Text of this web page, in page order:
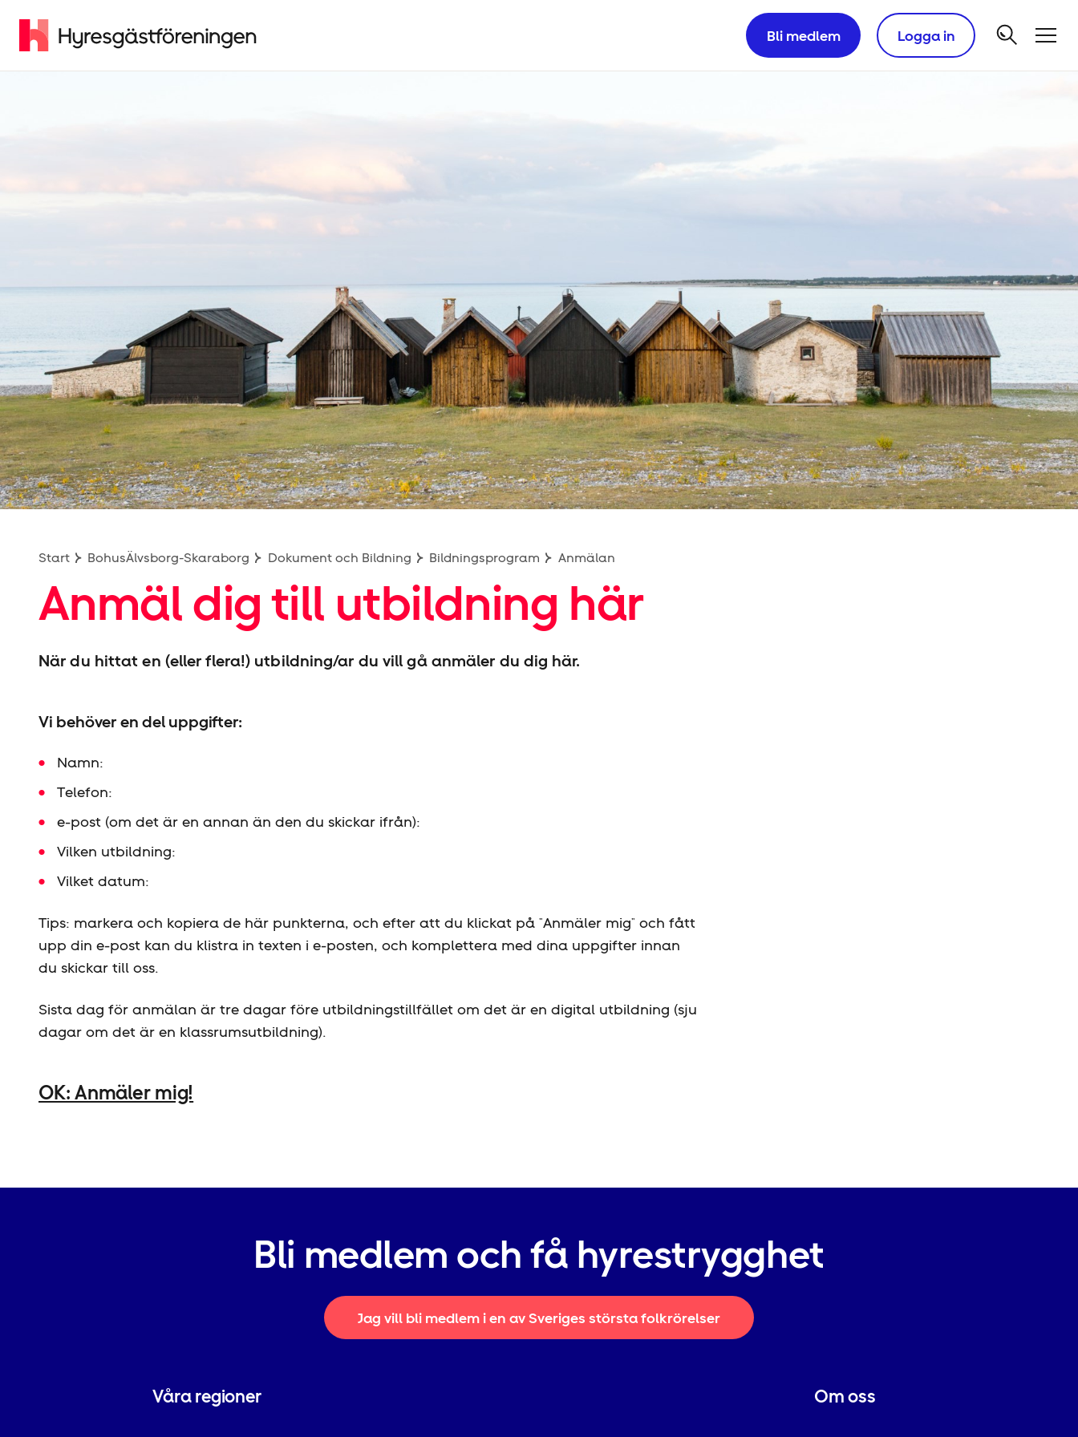
Bli medlem Logga in
Start BohusÄlvsborg-Skaraborg Dokument och Bildning Bildningsprogram Anmälan
Anmäl dig till utbildning här
När du hittat en (eller flera!) utbildning/ar du vill gå anmäler du dig här.
Vi behöver en del uppgifter:
Namn:
Telefon:
e-post (om det är en annan än den du skickar ifrån):
Vilken utbildning:
Vilket datum:
Tips: markera och kopiera de här punkterna, och efter att du klickat på "Anmäler mig" och fått
upp din e-post kan du klistra in texten i e-posten, och komplettera med dina uppgifter innan
du skickar till oss.
Sista dag för anmälan är tre dagar före utbildningstillfället om det är en digital utbildning (sju
dagar om det är en klassrumsutbildning).
OK: Anmäler mig!
Bli medlem och få hyrestrygghet
Jag vill bli medlem i en av Sveriges största folkrörelser
Våra regioner Om oss